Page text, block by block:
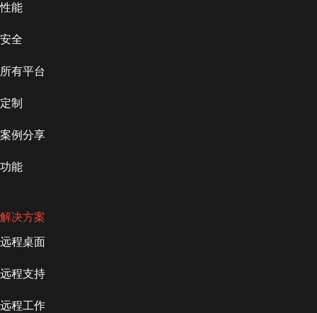
性能
安全
所有平台
定制
案例分享
功能
解决方案
远程桌面
远程支持
远程工作